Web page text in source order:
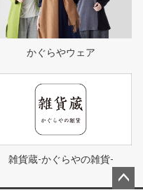
かぐらやウェア
雑貨蔵-かぐらやの雑貨-